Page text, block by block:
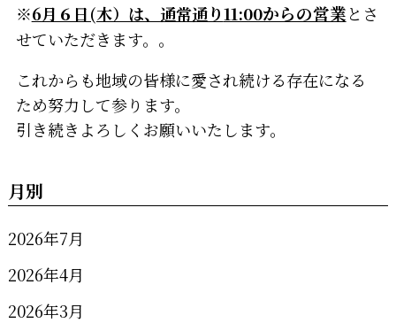
※6月６日(木）は、通常通り11:00からの営業とさ
せていただきます。。
これからも地域の皆様に愛され続ける存在になる
ため努力して参ります。
引き続きよろしくお願いいたします。
月別
2026年7月
2026年4月
2026年3月